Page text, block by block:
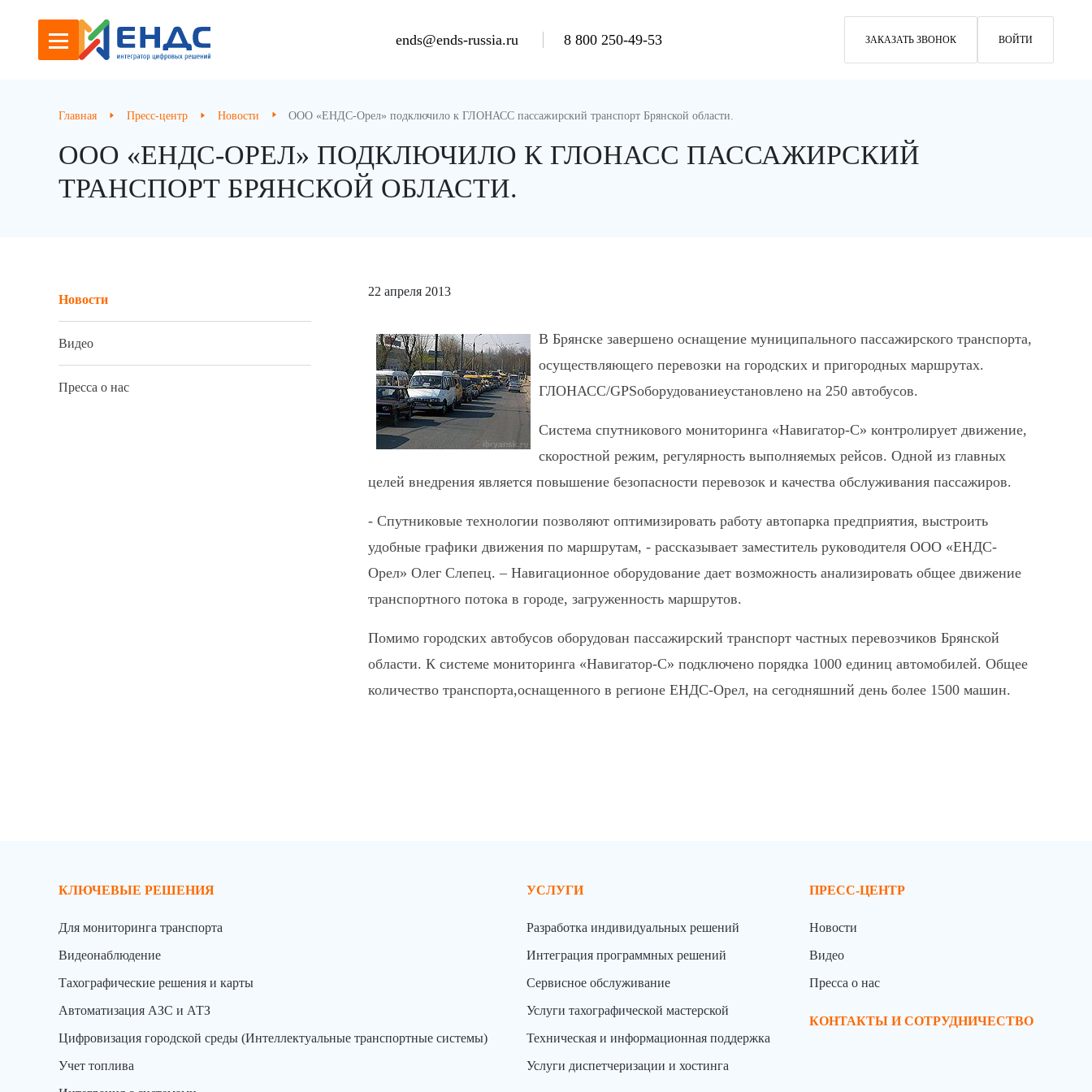
ends@ends-russia.ru 8 800 250-49-53 ЗАКАЗАТЬ ЗВОНОК ВОЙТИ
Главная Пресс-центр Новости ООО «ЕНДС-Орел» подключило к ГЛОНАСС пассажирский транспорт Брянской области.
ООО «ЕНДС-ОРЕЛ» ПОДКЛЮЧИЛО К ГЛОНАСС ПАССАЖИРСКИЙ
ТРАНСПОРТ БРЯНСКОЙ ОБЛАСТИ.
Новости
Видео
Пресса о нас
22 апреля 2013
В Брянске завершено оснащение муниципального пассажирского транспорта,
осуществляющего перевозки на городских и пригородных маршрутах.
ГЛОНАСС/GPSоборудованиеустановлено на 250 автобусов.
Система спутникового мониторинга «Навигатор-С» контролирует движение,
скоростной режим, регулярность выполняемых рейсов. Одной из главных
целей внедрения является повышение безопасности перевозок и качества обслуживания пассажиров.
- Спутниковые технологии позволяют оптимизировать работу автопарка предприятия, выстроить
удобные графики движения по маршрутам, - рассказывает заместитель руководителя ООО «ЕНДС-
Орел» Олег Слепец. – Навигационное оборудование дает возможность анализировать общее движение
транспортного потока в городе, загруженность маршрутов.
Помимо городских автобусов оборудован пассажирский транспорт частных перевозчиков Брянской
области. К системе мониторинга «Навигатор-С» подключено порядка 1000 единиц автомобилей. Общее
количество транспорта,оснащенного в регионе ЕНДС-Орел, на сегодняшний день более 1500 машин.
КЛЮЧЕВЫЕ РЕШЕНИЯ
Для мониторинга транспорта
Видеонаблюдение
Тахографические решения и карты
Автоматизация АЗС и АТЗ
Цифровизация городской среды (Интеллектуальные транспортные системы)
Учет топлива
УСЛУГИ
Разработка индивидуальных решений
Интеграция программных решений
Сервисное обслуживание
Услуги тахографической мастерской
Техническая и информационная поддержка
Услуги диспетчеризации и хостинга
ПРЕСС-ЦЕНТР
Новости
Видео
Пресса о нас
КОНТАКТЫ И СОТРУДНИЧЕСТВО